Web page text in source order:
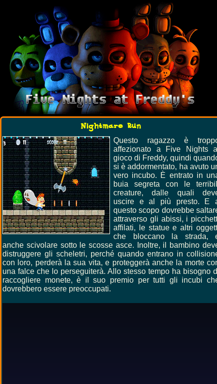
Nightmare Run
Questo ragazzo è
affezionato a Five Nights
gioco di Freddy, quindi
si è addormentato, ha avuto
vero incubo. È entrato in
buia segreta con le
creature, dalle quali
uscire e al più presto. E
questo scopo dovrebbe
attraverso gli abissi, i
affilati, le statue e altri
che bloccano la strada,
anche scivolare sotto le scosse asce. Inoltre, il bambino
distruggere gli scheletri, perché quando entrano in
con loro, perderà la sua vita, e proteggerà anche la morte
una falce che lo perseguiterà. Allo stesso tempo ha bisogno
raccogliere monete, è il suo premio per tutti gli incubi
dovrebbero essere preoccupati.